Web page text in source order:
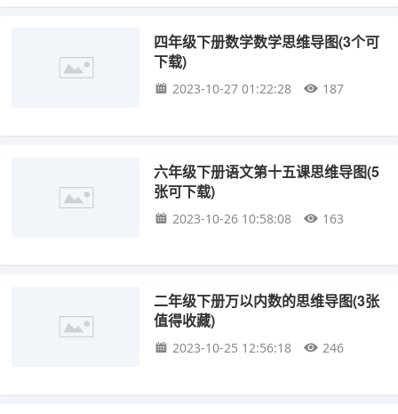
四年级下册数学数学思维导图(3个可
下载)
2023-10-27 01:22:28 187
六年级下册语文第十五课思维导图(5
张可下载)
2023-10-26 10:58:08 163
二年级下册万以内数的思维导图(3张
值得收藏)
2023-10-25 12:56:18 246